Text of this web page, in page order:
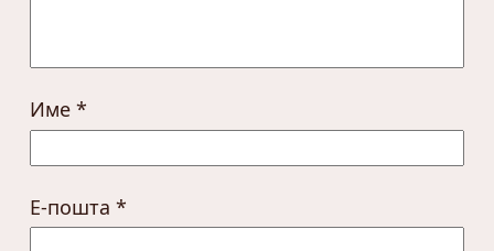
Име *
Е-пошта *